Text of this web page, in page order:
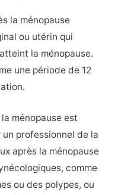
la ménopause
ou utérin qui
la ménopause.
une période de 12
ménopause est
professionnel de la
après la ménopause
comme
ou des polypes, ou